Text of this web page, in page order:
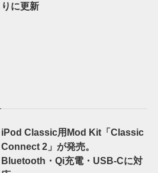
りに更新
iPod Classic用Mod Kit「Classic
Connect 2」が発売。
Bluetooth・Qi充電・USB-Cに対